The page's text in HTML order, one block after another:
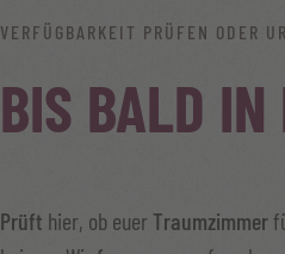
VERFÜGBARKEIT PRÜFEN ODER
BIS BALD IN
Prüft hier, ob euer Traumzimmer